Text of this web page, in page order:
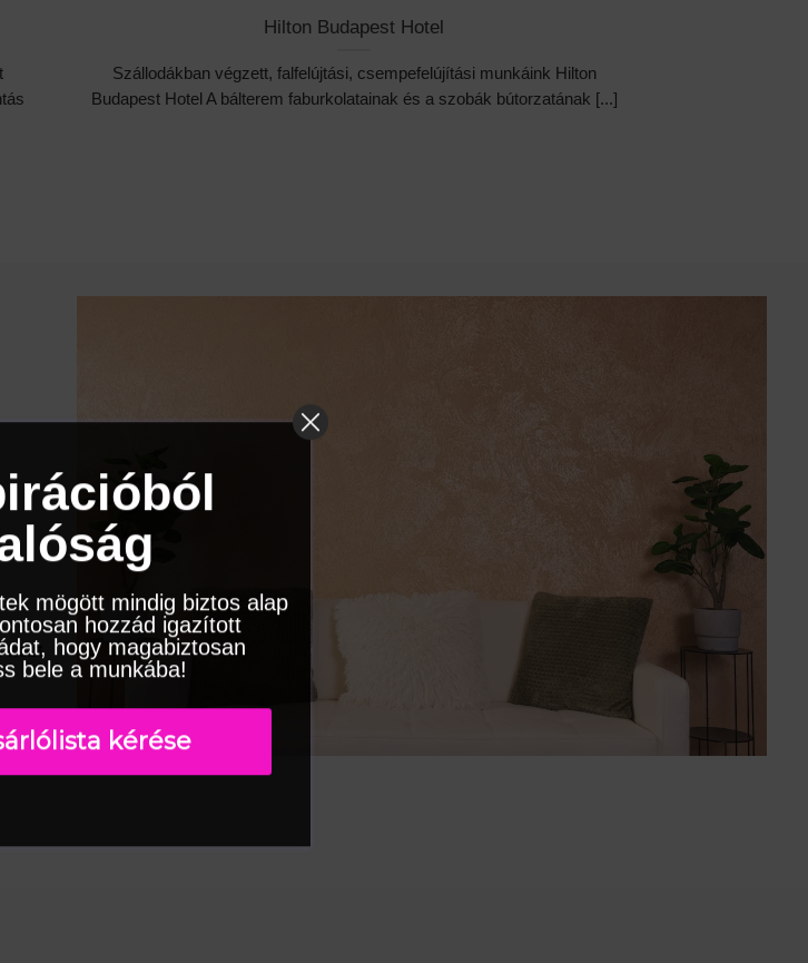
Hilton Budapest Hotel
Szállodákban végzett, falfelújtási, csempefelújítási munkáink Hilton
Budapest Hotel A bálterem faburkolatainak és a szobák bútorzatának [...]
közt
mögött mindig biztos alap
hozzád igazított
hogy magabiztosan
bele a munkába!
kérése